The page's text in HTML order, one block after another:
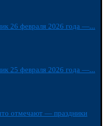
26 февраля 2026 года —...
25 февраля 2026 года —...
отмечают — праздники